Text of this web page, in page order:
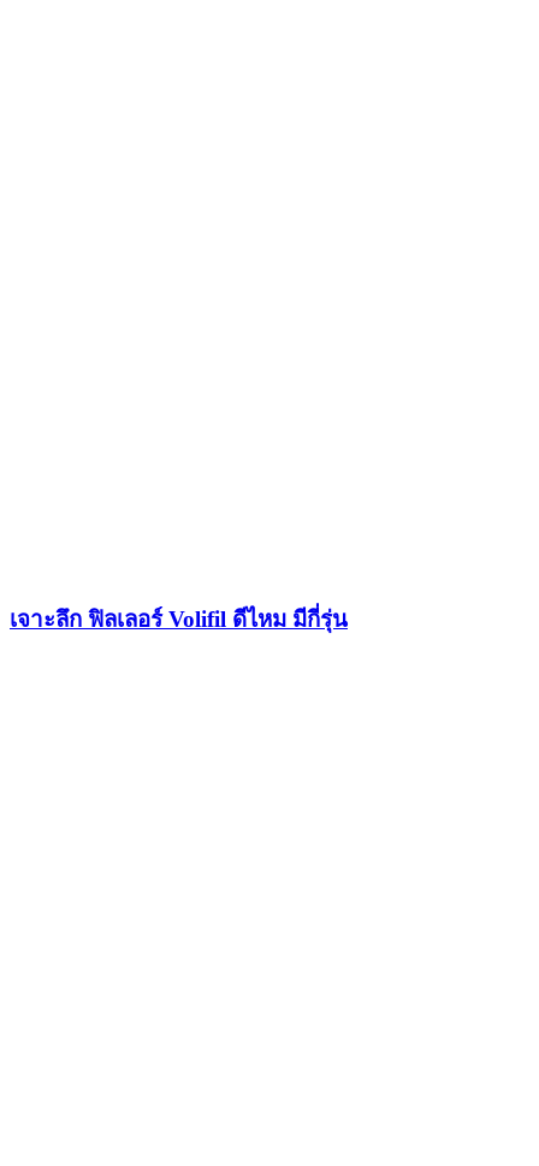
เจาะลึก ฟิลเลอร์ Volifil ดีไหม มีกี่รุ่น